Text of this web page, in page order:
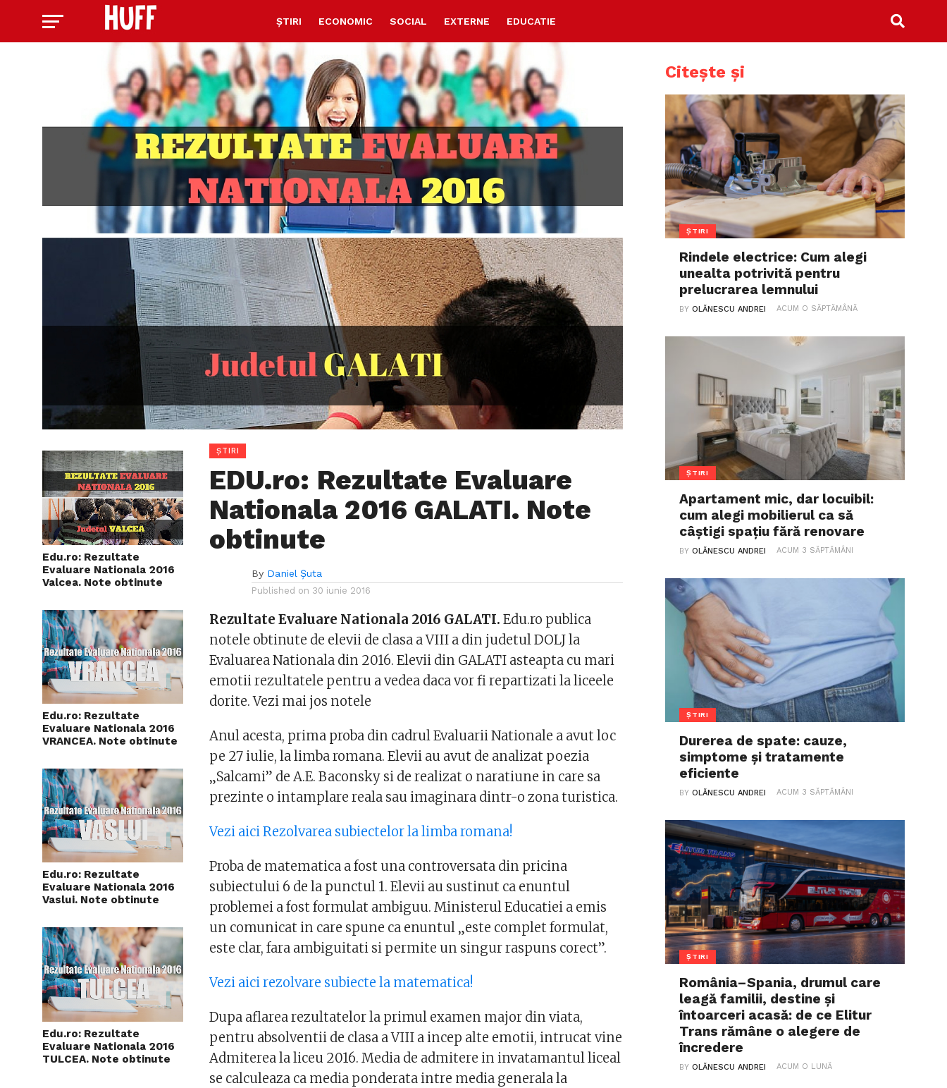
ȘTIRI ECONOMIC SOCIAL EXTERNE EDUCATIE
Edu.ro: Rezultate
Evaluare Nationala 2016
Valcea. Note obtinute
Edu.ro: Rezultate
Evaluare Nationala 2016
VRANCEA. Note obtinute
Edu.ro: Rezultate
Evaluare Nationala 2016
Vaslui. Note obtinute
Edu.ro: Rezultate
Evaluare Nationala 2016
TULCEA. Note obtinute
ȘTIRI
EDU.ro: Rezultate Evaluare
Nationala 2016 GALATI. Note
obtinute
By Daniel Șuta
Published on 30 iunie 2016
Rezultate Evaluare Nationala 2016 GALATI. Edu.ro publica
notele obtinute de elevii de clasa a VIII a din judetul DOLJ la
Evaluarea Nationala din 2016. Elevii din GALATI asteapta cu mari
emotii rezultatele pentru a vedea daca vor fi repartizati la liceele
dorite. Vezi mai jos notele
Anul acesta, prima proba din cadrul Evaluarii Nationale a avut loc
pe 27 iulie, la limba romana. Elevii au avut de analizat poezia
„Salcami” de A.E. Baconsky si de realizat o naratiune in care sa
prezinte o intamplare reala sau imaginara dintr-o zona turistica.
Vezi aici Rezolvarea subiectelor la limba romana!
Proba de matematica a fost una controversata din pricina
subiectului 6 de la punctul 1. Elevii au sustinut ca enuntul
problemei a fost formulat ambiguu. Ministerul Educatiei a emis
un comunicat in care spune ca enuntul „este complet formulat,
este clar, fara ambiguitati si permite un singur raspuns corect”.
Vezi aici rezolvare subiecte la matematica!
Dupa aflarea rezultatelor la primul examen major din viata,
pentru absolventii de clasa a VIII a incep alte emotii, intrucat vine
Admiterea la liceu 2016. Media de admitere in invatamantul liceal
se calculeaza ca media ponderata intre media generala la
Citește și
ȘTIRI
Rindele electrice: Cum alegi
unealta potrivită pentru
prelucrarea lemnului
BYOLĂNESCU ANDREI ACUM O SĂPTĂMÂNĂ
ȘTIRI
Apartament mic, dar locuibil:
cum alegi mobilierul ca să
câștigi spațiu fără renovare
BYOLĂNESCU ANDREI ACUM 3 SĂPTĂMÂNI
ȘTIRI
Durerea de spate: cauze,
simptome și tratamente
eficiente
BYOLĂNESCU ANDREI ACUM 3 SĂPTĂMÂNI
ȘTIRI
România–Spania, drumul care
leagă familii, destine și
întoarceri acasă: de ce Elitur
Trans rămâne o alegere de
încredere
BYOLĂNESCU ANDREI ACUM O LUNĂ